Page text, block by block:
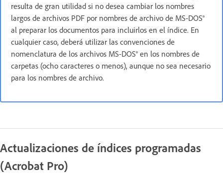
resulta de gran utilidad si no desea cambiar los nombres
largos de archivos PDF por nombres de archivo de MS-DOS®
al preparar los documentos para incluirlos en el índice. En
cualquier caso, deberá utilizar las convenciones de
nomenclatura de los archivos MS-DOS® en los nombres de
carpetas (ocho caracteres o menos), aunque no sea necesario
para los nombres de archivo.
Actualizaciones de índices programadas
(Acrobat Pro)